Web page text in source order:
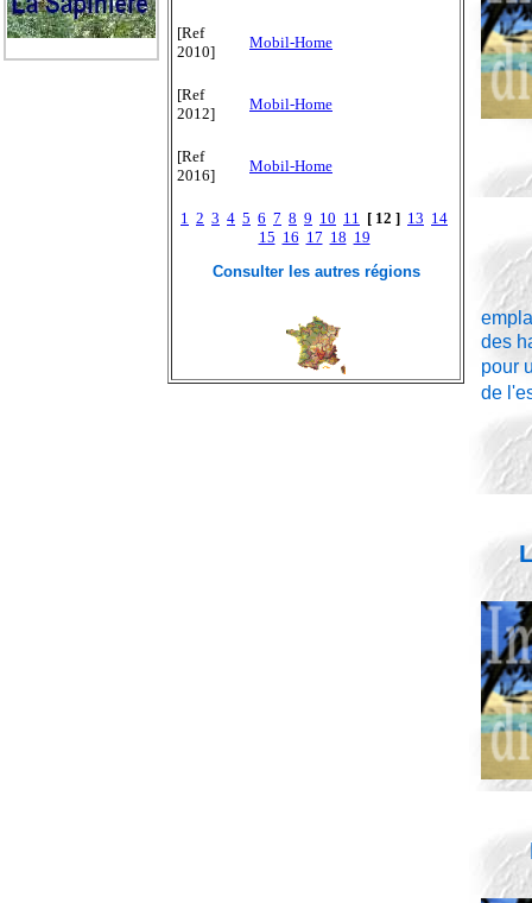
[Ref
2010]
Mobil-Home
[Ref
2012]
Mobil-Home
[Ref
2016]
Mobil-Home
1 2 3 4 5 6 7 8 9 10 11 [ 12 ] 13 14
15 16 17 18 19
Consulter les autres régions
des
pour
de